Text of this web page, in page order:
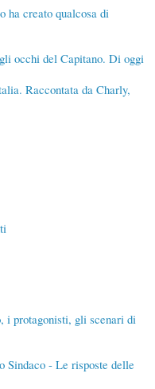
ha creato qualcosa di
occhi del Capitano. Di oggi
Raccontata da Charly,
i protagonisti, gli scenari di
Sindaco - Le risposte delle